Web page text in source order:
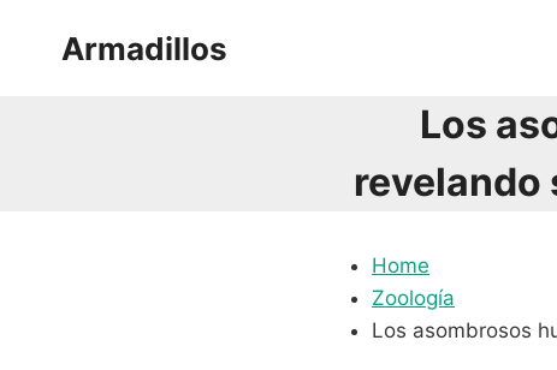
Armadillos
Los
revelando
Home
Zoología
Los asombrosos